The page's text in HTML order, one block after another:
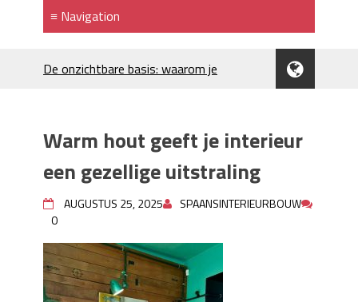
De onzichtbare basis: waarom je
trekken veel aandacht
Waar let je op bij het kiezen van
gevelreiniging?
Projectinrichting voor kantoren: hoe
werkt dat?
Zo blijft je oven loeiheet: de beste tips
voor een perfecte isolatie
Grond kopen of verkopen Noord-
Warm hout geeft je interieur
een gezellige uitstraling
AUGUSTUS 25, 2025
SPAANSINTERIEURBOUW
0